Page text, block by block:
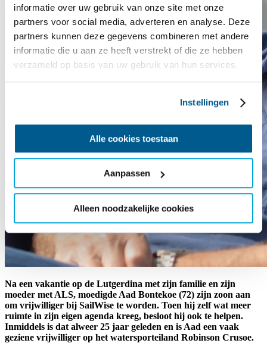
informatie over uw gebruik van onze site met onze
partners voor social media, adverteren en analyse. Deze
partners kunnen deze gegevens combineren met andere
informatie die u aan ze heeft verstrekt of die ze hebben
verzameld op basis van uw gebruik van hun services.
Instellingen
Alle cookies toestaan
Aanpassen
Alleen noodzakelijke cookies
Na een vakantie op de Lutgerdina met zijn familie en zijn
moeder met ALS, moedigde Aad Bontekoe (72) zijn zoon aan
om vrijwilliger bij SailWise te worden. Toen hij zelf wat meer
ruimte in zijn eigen agenda kreeg, besloot hij ook te helpen.
Inmiddels is dat alweer 25 jaar geleden en is Aad een vaak
geziene vrijwilliger op het watersporteiland Robinson Crusoe.